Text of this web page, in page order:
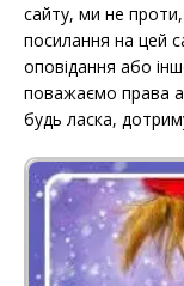
сайту, ми не
посилання на цей
оповідання або
поважаємо права
будь ласка,